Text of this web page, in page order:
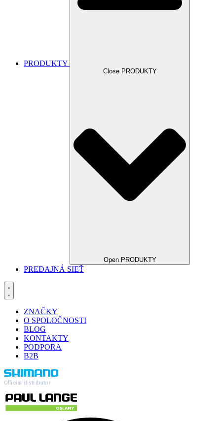
PRODUKTY
Close PRODUKTY
Open PRODUKTY
PREDAJNÁ SIEŤ
ZNAČKY
O SPOLOČNOSTI
BLOG
KONTAKTY
PODPORA
B2B
Official distributor